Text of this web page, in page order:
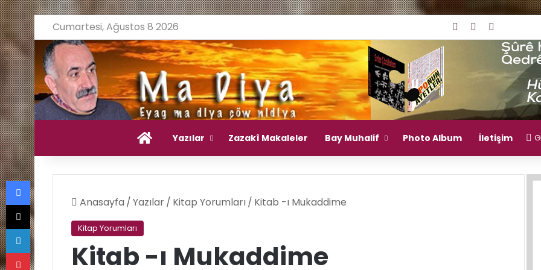
Cumartesi, Ağustos 8 2026 Giriş YapRastgele
Ana Sayfa
Yazılar Zazakî Makaleler Bay Muhalif Photo Album İletişim
Anasayfa /Yazılar/ Kitap Yorumları/ Kitab -ı Mukaddime
Kitap Yorumları
Kitab -ı Mukaddime
Facebook
X
LinkedIn
Pinterest